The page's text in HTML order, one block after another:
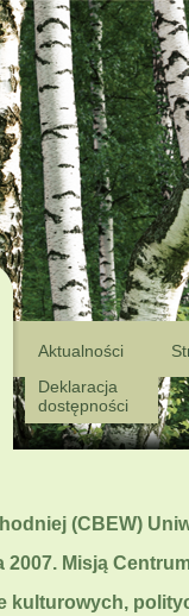
Aktualności
Deklaracja
dostępności
(CBEW)
2007. Misją
kulturowych,